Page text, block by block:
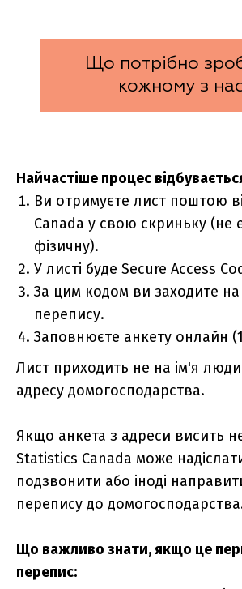
Що потрібно
кожному з нас
Найчастіше процес
Ви отримуєте лист поштою
Canada у свою скриньку (не
фізичну).
У листі буде Secure Access
За цим кодом ви заходите на
перепису.
Заповнюєте анкету онлайн
Лист приходить не на ім'я
адресу домогосподарства.
Якщо анкета з адреси висить
Statistics Canada може
подзвонити або іноді
перепису до
Що важливо знати, якщо це
перепис: